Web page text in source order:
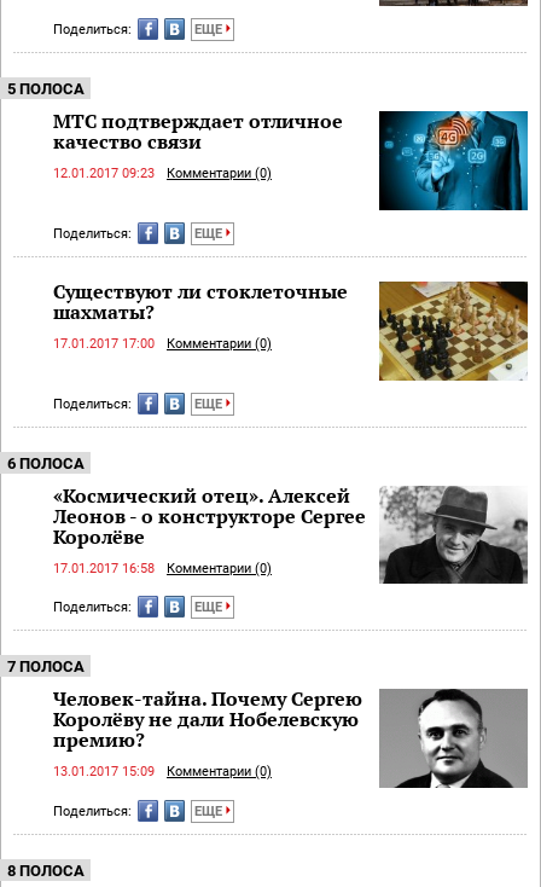
Поделиться: ЕЩЕ
5 ПОЛОСА
МТС подтверждает отличное
качество связи
12.01.2017 09:23 Комментарии (0)
Поделиться: ЕЩЕ
Существуют ли стоклеточные
шахматы?
17.01.2017 17:00 Комментарии (0)
Поделиться: ЕЩЕ
6 ПОЛОСА
«Космический отец». Алексей
Леонов - о конструкторе Сергее
Королёве
17.01.2017 16:58 Комментарии (0)
Поделиться: ЕЩЕ
7 ПОЛОСА
Человек-тайна. Почему Сергею
Королёву не дали Нобелевскую
премию?
13.01.2017 15:09 Комментарии (0)
Поделиться: ЕЩЕ
8 ПОЛОСА